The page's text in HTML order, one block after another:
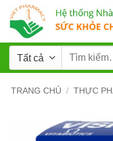
TRANG CHỦ / THỰC